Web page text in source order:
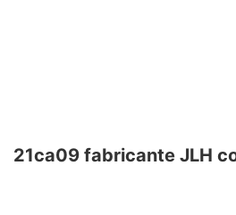
21ca09 fabricante JLH